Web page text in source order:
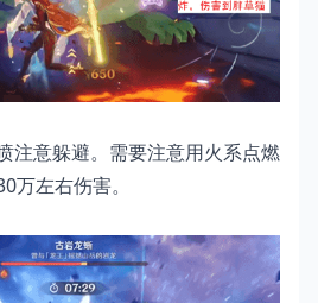
注意躲避。需要注意用火系点燃
万左右伤害。